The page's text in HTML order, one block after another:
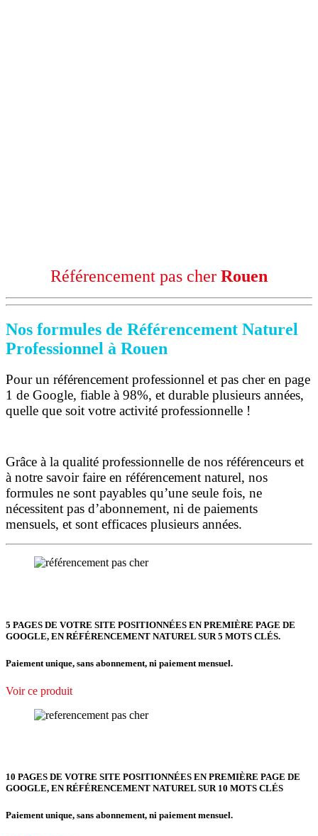
Référencement pas cher Rouen
Nos formules de Référencement Naturel
Professionnel à Rouen
Pour un référencement professionnel et pas cher en page
1 de Google, fiable à 98%, et durable plusieurs années,
quelle que soit votre activité professionnelle !
Grâce à la qualité professionnelle de nos référenceurs et
à notre savoir faire en référencement naturel, nos
formules ne sont payables qu’une seule fois, ne
nécessitent pas d’abonnement, ni de paiements
mensuels, et sont efficaces plusieurs années.
5 PAGES DE VOTRE SITE POSITIONNÉES EN PREMIÈRE PAGE DE
GOOGLE, EN RÉFÉRENCEMENT NATUREL SUR 5 MOTS CLÉS.
Paiement unique, sans abonnement, ni paiement mensuel.
Voir ce produit
10 PAGES DE VOTRE SITE POSITIONNÉES EN PREMIÈRE PAGE DE
GOOGLE, EN RÉFÉRENCEMENT NATUREL SUR 10 MOTS CLÉS
Paiement unique, sans abonnement, ni paiement mensuel.